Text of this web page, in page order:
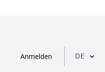
Anmelden DE